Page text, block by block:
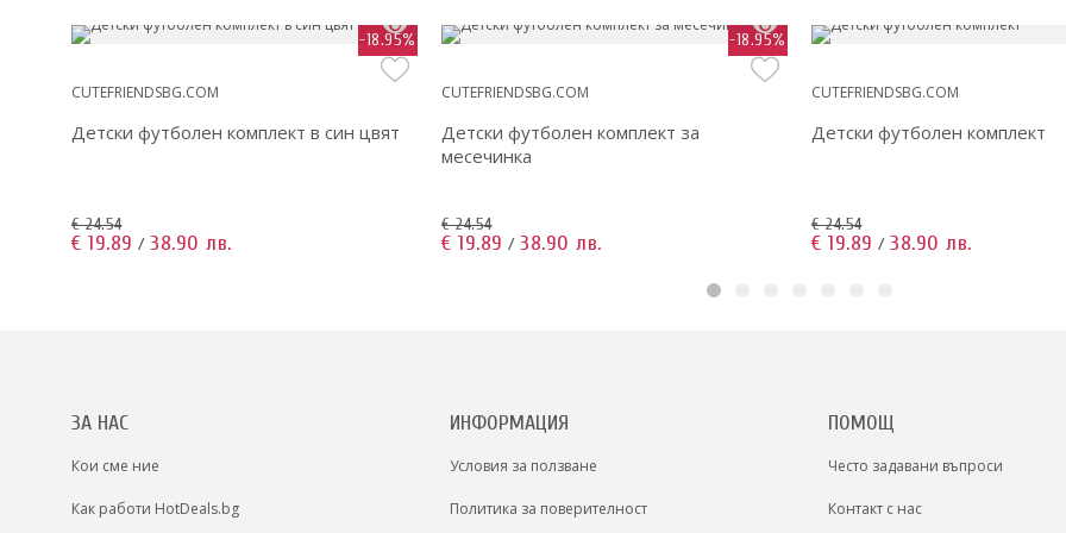
-18.95%
CUTEFRIENDSBG.COM
Детски футболен комплект в син цвят
€ 24.54
€ 19.89 / 38.90 лв.
-18.95%
CUTEFRIENDSBG.COM
Детски футболен комплект за
месечинка
€ 24.54
€ 19.89 / 38.90 лв.
CUTEFRIENDSBG.COM
Детски футболен комплект
€ 24.54
€ 19.89 / 38.90 лв.
ЗА НАС
Кои сме ние
Как работи HotDeals.bg
ИНФОРМАЦИЯ
Условия за ползване
Политика за поверителност
ПОМОЩ
Често задавани въпроси
Контакт с нас